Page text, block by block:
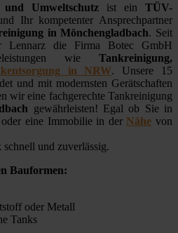
Umweltschutzist ein TÜV-
Ihr kompetenter Ansprechpartner
in Mönchengladbach. Seit
Lennarz die Firma Botec GmbH
wie Tankreinigung,
in NRW. Unsere 15
und mit modernsten Gerätschaften
wir eine fachgerechte Tankreinigung
gewährleisten! Egal ob Sie in
eine Immobilie in der Nähe von
und zuverlässig.
Bauformen:
oder Metall
Tanks